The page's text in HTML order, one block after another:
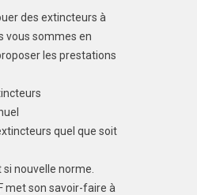
des extincteurs à
vous sommes en
les prestations
quel que soit
si nouvelle norme.
met son savoir-faire à